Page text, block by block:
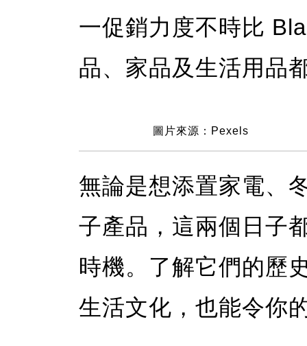
一促銷力度不時比
品、家品及生活用品
圖片來源：Pexels
無論是想添置家電、
子產品，這兩個日子
時機。了解它們的歷
生活文化，也能令你